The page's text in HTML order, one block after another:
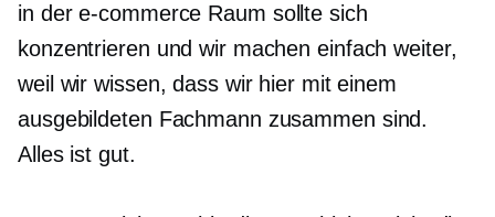
in dere-commerce Raum sollte sich
konzentrieren und wir machen einfach weiter,
weil wir wissen, dass wir hier mit einem
ausgebildeten Fachmann zusammen sind.
Alles ist gut.